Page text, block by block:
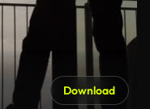
Download